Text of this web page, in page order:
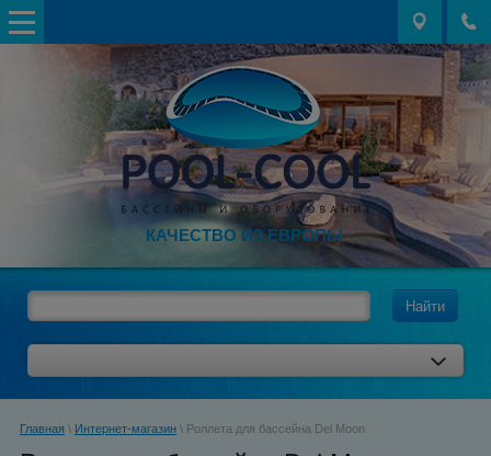
КАЧЕСТВО ИЗ ЕВРОПЫ
Найти
Главная \ Интернет-магазин \ Роллета для бассейна Del Moon